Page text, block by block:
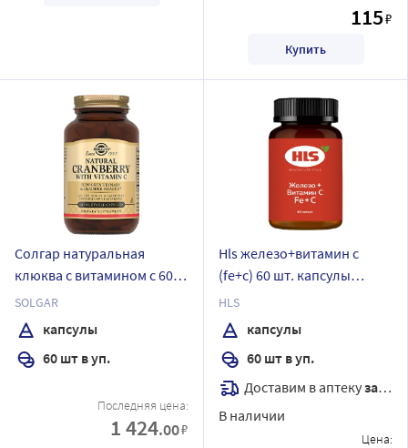
115₽
Купить
Солгар натуральная
клюква с витамином с 60
шт. капсулы
SOLGAR
капсулы
60 шт в уп.
Последняя цена:
1 424.00₽
Hls железо+витамин с
(fe+c) 60 шт. капсулы
массой 450 мг
HLS
капсулы
60 шт в уп.
Доставим в аптекузавтра
В наличии
Цена: